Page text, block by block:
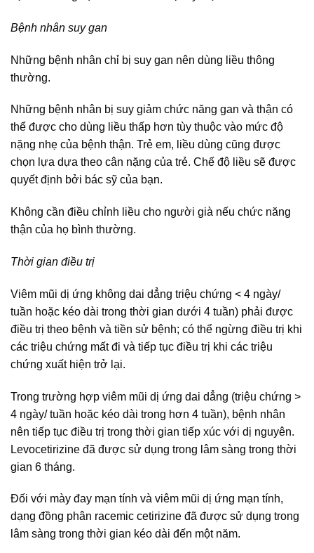
Bệnh nhân suy gan
Những bệnh nhân chỉ bị suy gan nên dùng liều thông
thường.
Những bệnh nhân bị suy giảm chức năng gan và thận có
thể được cho dùng liều thấp hơn tùy thuộc vào mức độ
nặng nhẹ của bệnh thận. Trẻ em, liều dùng cũng được
chọn lựa dựa theo cân nặng của trẻ. Chế độ liều sẽ được
quyết định bởi bác sỹ của bạn.
Không cần điều chỉnh liều cho người già nếu chức năng
thận của họ bình thường.
Thời gian điều trị
Viêm mũi dị ứng không dai dẳng triệu chứng < 4 ngày/
tuần hoặc kéo dài trong thời gian dưới 4 tuần) phải được
điều trị theo bệnh và tiền sử bệnh; có thể ngừng điều trị khi
các triệu chứng mất đi và tiếp tục điều trị khi các triệu
chứng xuất hiện trở lại.
Trong trường hợp viêm mũi dị ứng dai dẳng (triệu chứng >
4 ngày/ tuần hoặc kéo dài trong hơn 4 tuần), bệnh nhân
nên tiếp tục điều trị trong thời gian tiếp xúc với dị nguyên.
Levocetirizine đã được sử dụng trong lâm sàng trong thời
gian 6 tháng.
Đối với mày đay mạn tính và viêm mũi dị ứng mạn tính,
dạng đồng phân racemic cetirizine đã được sử dụng trong
lâm sàng trong thời gian kéo dài đến một năm.